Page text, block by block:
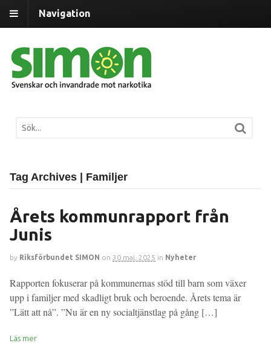
Navigation
Tag Archives | Familjer
Årets kommunrapport från
Junis
by Riksförbundet SIMON on 30 maj, 2025 in Nyheter
Rapporten fokuserar på kommunernas stöd till barn som växer
upp i familjer med skadligt bruk och beroende. Årets tema är
”Lätt att nå”. ”Nu är en ny socialtjänstlag på gång […]
Läs mer